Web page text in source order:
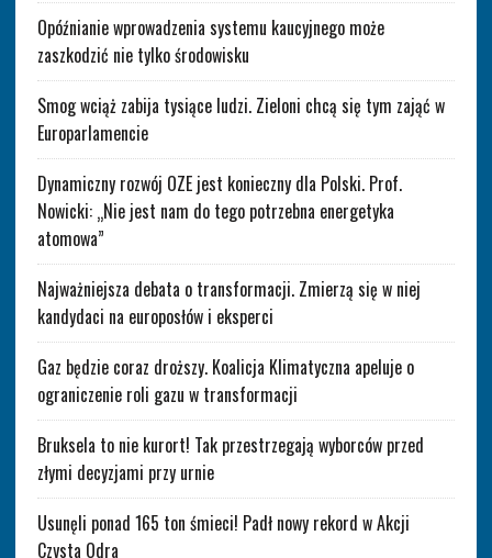
Opóźnianie wprowadzenia systemu kaucyjnego może
zaszkodzić nie tylko środowisku
Smog wciąż zabija tysiące ludzi. Zieloni chcą się tym zająć w
Europarlamencie
Dynamiczny rozwój OZE jest konieczny dla Polski. Prof.
Nowicki: „Nie jest nam do tego potrzebna energetyka
atomowa”
Najważniejsza debata o transformacji. Zmierzą się w niej
kandydaci na europosłów i eksperci
Gaz będzie coraz droższy. Koalicja Klimatyczna apeluje o
ograniczenie roli gazu w transformacji
Bruksela to nie kurort! Tak przestrzegają wyborców przed
złymi decyzjami przy urnie
Usunęli ponad 165 ton śmieci! Padł nowy rekord w Akcji
Czysta Odra